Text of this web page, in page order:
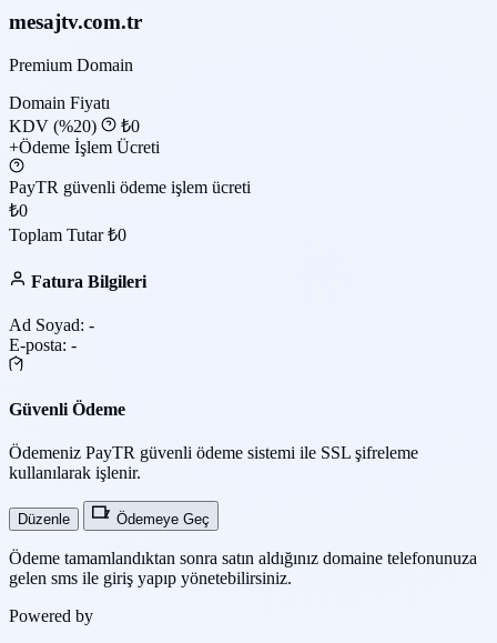
mesajtv.com.tr
Premium Domain
Domain Fiyatı
KDV (%20)
₺0
+Ödeme İşlem Ücreti
PayTR güvenli ödeme işlem ücreti
₺0
Toplam Tutar ₺0
Fatura Bilgileri
Ad Soyad: -
E-posta: -
Güvenli Ödeme
Ödemeniz PayTR güvenli ödeme sistemi ile SSL şifreleme
kullanılarak işlenir.
Düzenle Ödemeye Geç
Ödeme tamamlandıktan sonra satın aldığınız domaine telefonunuza
gelen sms ile giriş yapıp yönetebilirsiniz.
Powered by